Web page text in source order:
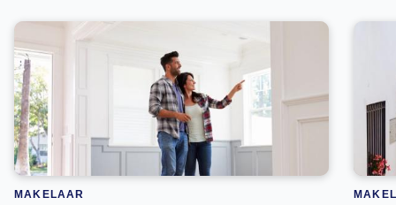
MAKELAAR